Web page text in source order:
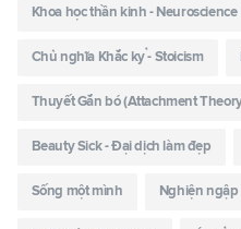
Khoa học thần kinh - Neuroscience
Chủ nghĩa Khắc kỷ - Stoicism
Thuyết Gắn bó (Attachment
Beauty Sick - Đại dịch làm đẹp
Sống một mình Nghiện ngập